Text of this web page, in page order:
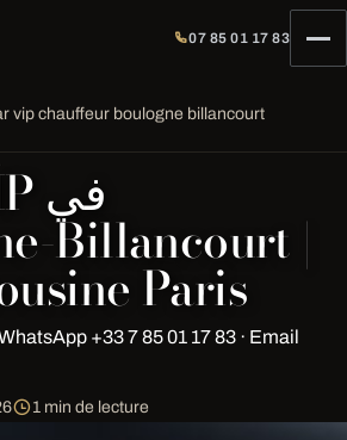
07 85 01 17 83
vip chauffeur boulogne billancourt
Billancourt |
Paris
+33 7 85 01 17 83 · Email
1 min de lecture